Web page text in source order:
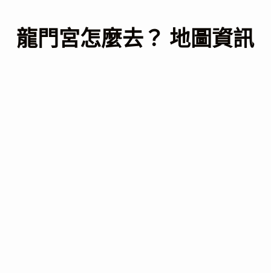
龍門宮怎麼去？ 地圖資訊